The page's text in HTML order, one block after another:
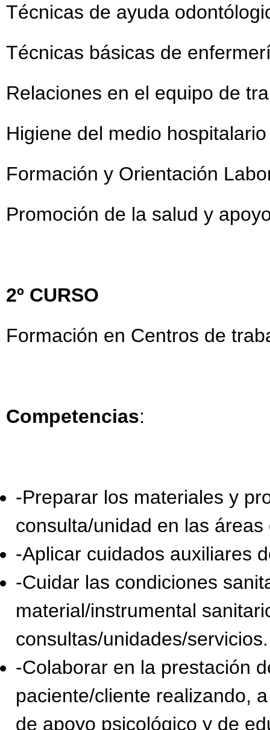
Técnicas de ayuda
Técnicas básicas de
Relaciones en el equipo de
Higiene del medio
Formación y Orientación
Promoción de la salud y
2º CURSO
Formación en Centros de
Competencias:
-Preparar los materiales y
consulta/unidad en las
-Aplicar cuidados auxiliares
-Cuidar las condiciones
material/instrumental
consultas/unidades/servicios.
-Colaborar en la prestación
paciente/cliente realizando,
de apoyo psicológico y de